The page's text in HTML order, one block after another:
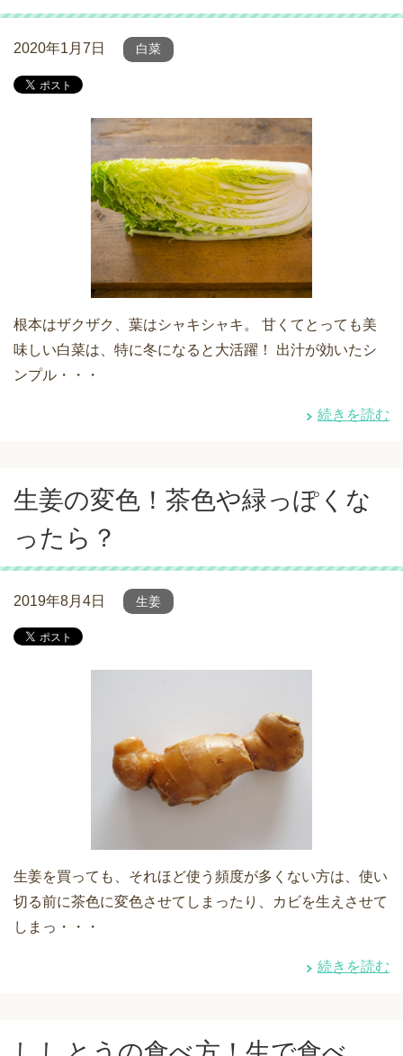
2020年1月7日 白菜
根本はザクザク、葉はシャキシャキ。 甘くてとっても美
味しい白菜は、特に冬になると大活躍！ 出汁が効いたシ
ンプル・・・
続きを読む
生姜の変色！茶色や緑っぽくな
ったら？
2019年8月4日 生姜
生姜を買っても、それほど使う頻度が多くない方は、使い
切る前に茶色に変色させてしまったり、カビを生えさせて
しまっ・・・
続きを読む